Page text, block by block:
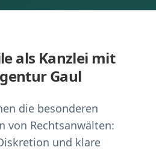
als Kanzlei mit
Gaul
die besonderen
von Rechtsanwälten:
und klare